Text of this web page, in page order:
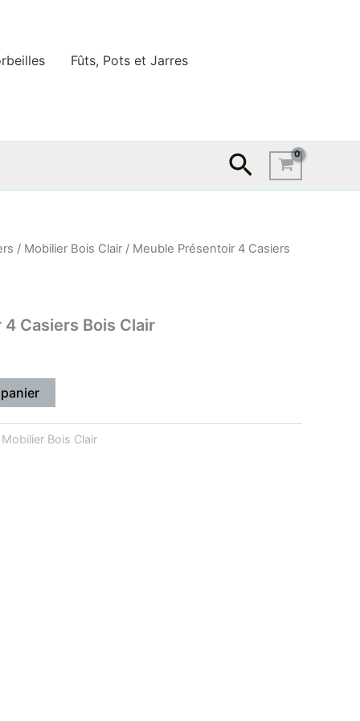
Fûts, Pots et Jarres
/ Mobilier Bois Clair / Meuble Présentoir 4 Casiers
Casiers Bois Clair
Mobilier Bois Clair